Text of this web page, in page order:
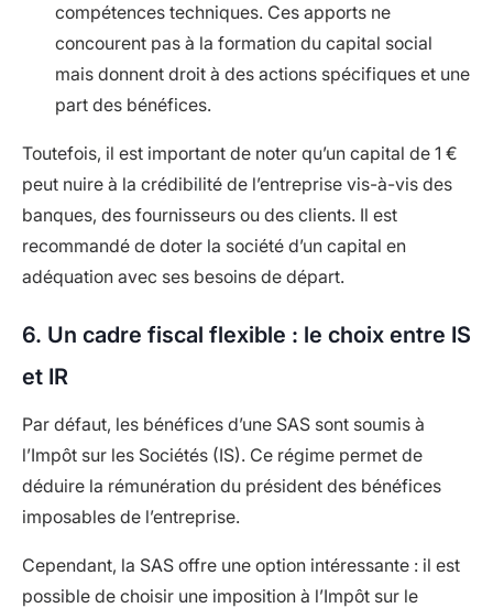
compétences techniques. Ces apports ne
concourent pas à la formation du capital social
mais donnent droit à des actions spécifiques et une
part des bénéfices.
Toutefois, il est important de noter qu’un capital de 1 €
peut nuire à la crédibilité de l’entreprise vis-à-vis des
banques, des fournisseurs ou des clients. Il est
recommandé de doter la société d’un capital en
adéquation avec ses besoins de départ.
6. Un cadre fiscal flexible : le choix entre IS
et IR
Par défaut, les bénéfices d’une SAS sont soumis à
l’Impôt sur les Sociétés (IS). Ce régime permet de
déduire la rémunération du président des bénéfices
imposables de l’entreprise.
Cependant, la SAS offre une option intéressante : il est
possible de choisir une imposition à l’Impôt sur le